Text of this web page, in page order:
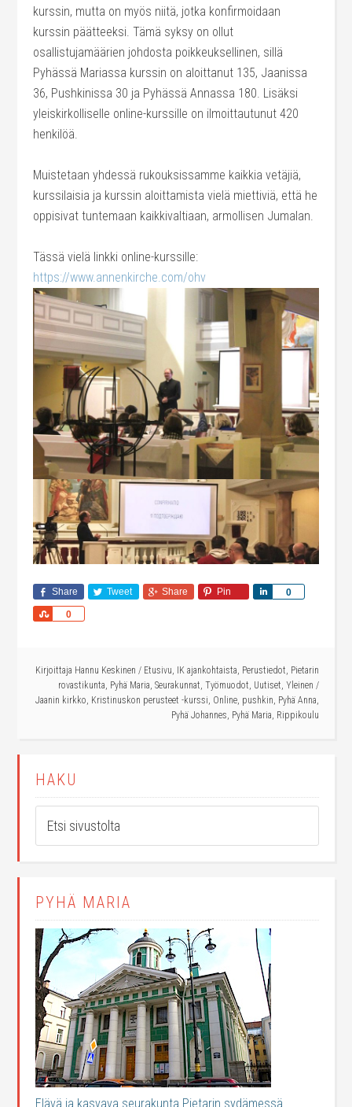
kurssin, mutta on myös niitä, jotka konfirmoidaan
kurssin päätteeksi. Tämä syksy on ollut
osallistujamäärien johdosta poikkeuksellinen, sillä
Pyhässä Mariassa kurssin on aloittanut 135, Jaanissa
36, Pushkinissa 30 ja Pyhässä Annassa 180. Lisäksi
yleiskirkolliselle online-kurssille on ilmoittautunut 420
henkilöä.
Muistetaan yhdessä rukouksissamme kaikkia vetäjiä,
kurssilaisia ja kurssin aloittamista vielä miettiviä, että he
oppisivat tuntemaan kaikkivaltiaan, armollisen Jumalan.
Tässä vielä linkki online-kurssille:
https://www.annenkirche.com/ohv
Share Tweet Share Pin 0
Share
0
Share
Kirjoittaja Hannu Keskinen / Etusivu, IK ajankohtaista, Perustiedot, Pietarin
rovastikunta, Pyhä Maria, Seurakunnat, Työmuodot, Uutiset, Yleinen /
Jaanin kirkko, Kristinuskon perusteet -kurssi, Online, pushkin, Pyhä Anna,
Pyhä Johannes, Pyhä Maria, Rippikoulu
HAKU
PYHÄ MARIA
Elävä ja kasvava seurakunta Pietarin sydämessä.